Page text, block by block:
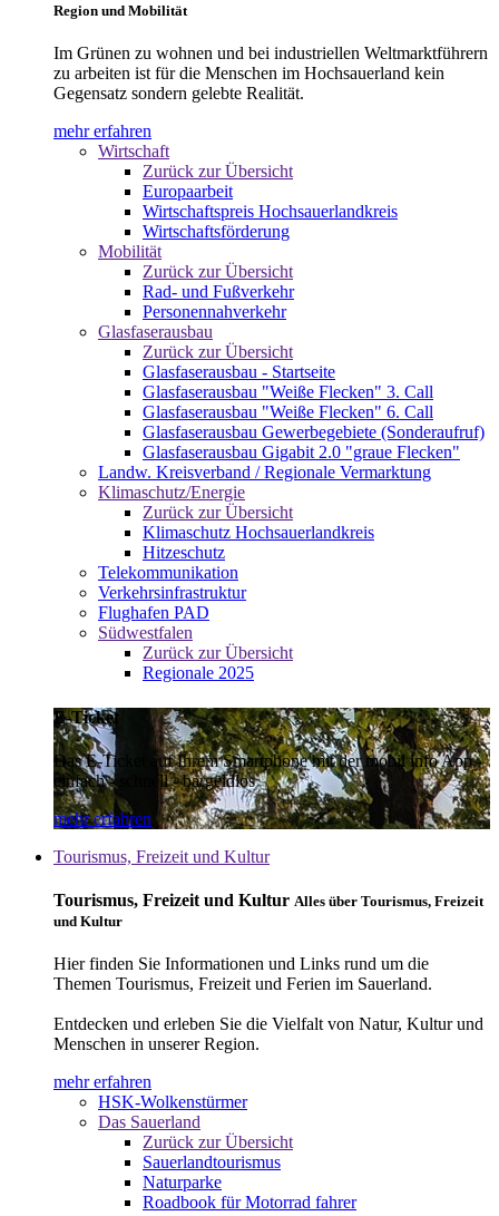
Region und Mobilität
Im Grünen zu wohnen und bei industriellen Weltmarktführern
zu arbeiten ist für die Menschen im Hochsauerland kein
Gegensatz sondern gelebte Realität.
mehr erfahren
Wirtschaft
Zurück zur Übersicht
Europaarbeit
Wirtschaftspreis Hochsauerlandkreis
Wirtschaftsförderung
Mobilität
Zurück zur Übersicht
Rad- und Fußverkehr
Personennahverkehr
Glasfaserausbau
Zurück zur Übersicht
Glasfaserausbau - Startseite
Glasfaserausbau "Weiße Flecken" 3. Call
Glasfaserausbau "Weiße Flecken" 6. Call
Glasfaserausbau Gewerbegebiete (Sonderaufruf)
Glasfaserausbau Gigabit 2.0 "graue Flecken"
Landw. Kreisverband / Regionale Vermarktung
Klimaschutz/Energie
Zurück zur Übersicht
Klimaschutz Hochsauerlandkreis
Hitzeschutz
Telekommunikation
Verkehrsinfrastruktur
Flughafen PAD
Südwestfalen
Zurück zur Übersicht
Regionale 2025
E-Ticket
Das E-Ticket auf Ihrem Smartphone mit der mobil info App -
einfach - schnell - bargeldlos
mehr erfahren
Tourismus, Freizeit und Kultur
Tourismus, Freizeit und Kultur Alles über Tourismus, Freizeit
und Kultur
Hier finden Sie Informationen und Links rund um die
Themen Tourismus, Freizeit und Ferien im Sauerland.
Entdecken und erleben Sie die Vielfalt von Natur, Kultur und
Menschen in unserer Region.
mehr erfahren
HSK-Wolkenstürmer
Das Sauerland
Zurück zur Übersicht
Sauerlandtourismus
Naturparke
Roadbook für Motorrad fahrer